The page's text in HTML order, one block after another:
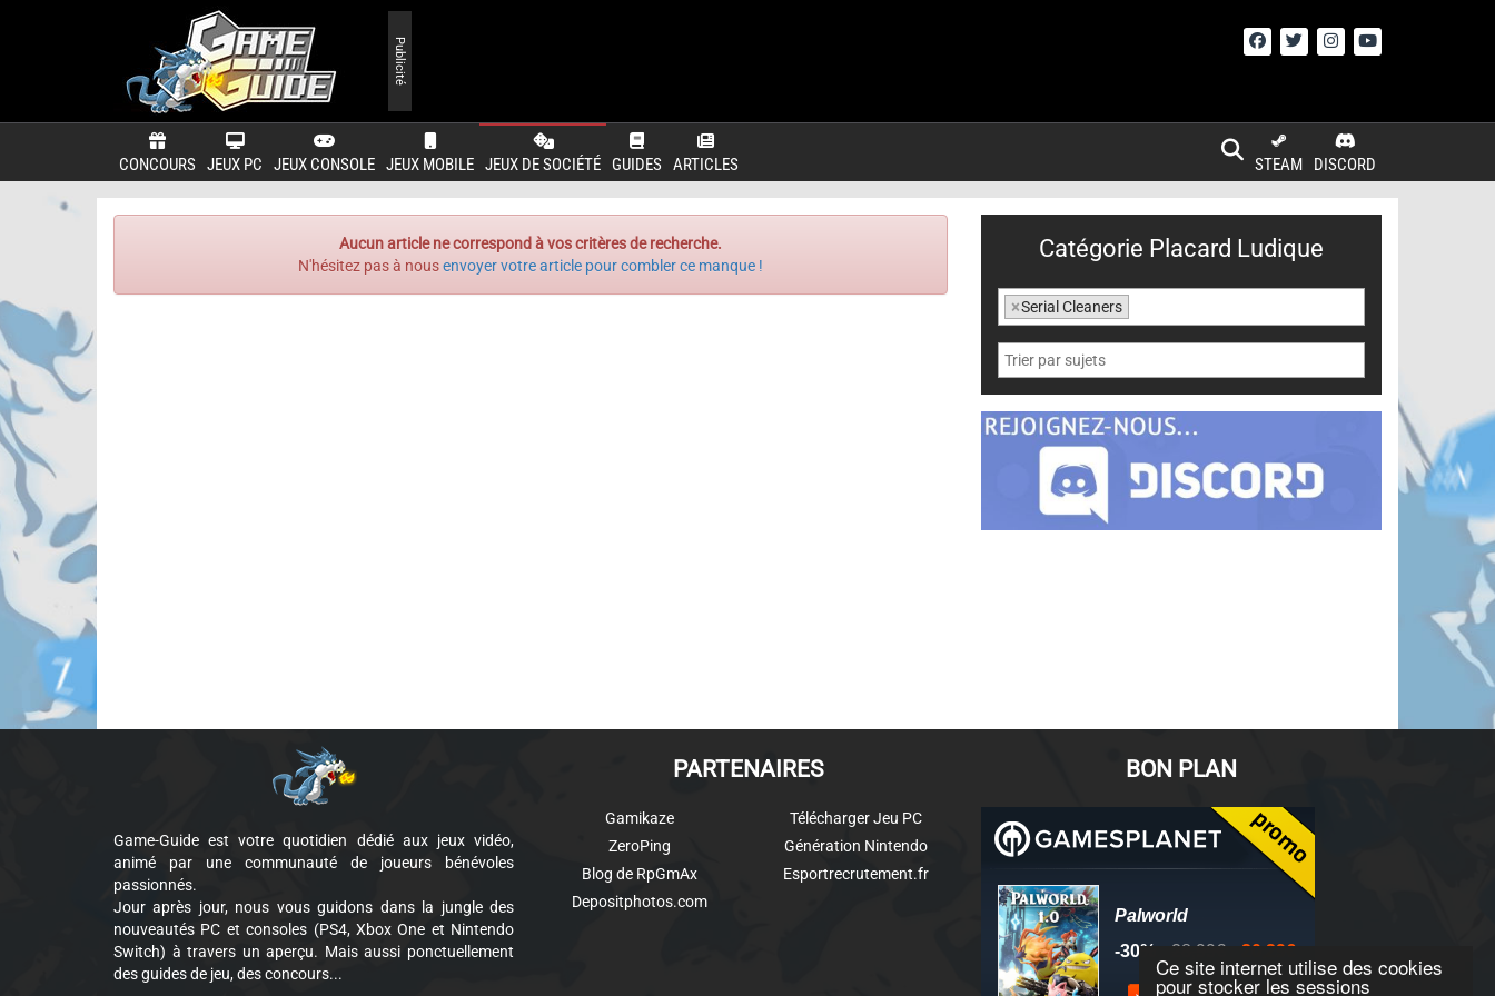
Ce site internet utilise des cookies
pour stocker les sessions
CONCOURS JEUX PC JEUX CONSOLE JEUX MOBILE JEUX DE SOCIÉTÉ GUIDES ARTICLES DISCORD
STEAM
Publicité
Aucun article ne correspond à vos critères de recherche.
N'hésitez pas à nousenvoyer votre article pour combler ce manque !
Catégorie Placard Ludique
×Serial Cleaners
Game-Guide est votre quotidien dédié aux jeux vidéo,
animé par une communauté de joueurs bénévoles
passionnés.
Jour après jour, nous vous guidons dans la jungle des
nouveautés PC et consoles (PS4, Xbox One et Nintendo
Switch) à travers un aperçu. Mais aussi ponctuellement
des guides de jeu, des concours...
PARTENAIRES
Gamikaze
ZeroPing
Blog de RpGmAx
Depositphotos.com
Télécharger Jeu PC
Génération Nintendo
Esportrecrutement.fr
BON PLAN